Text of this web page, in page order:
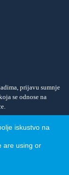
prijavu sumnje
se odnose na
iskustvo na
are using or